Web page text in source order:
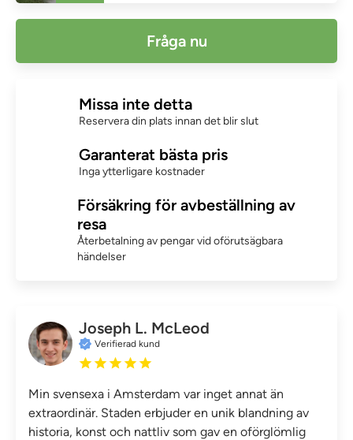
Fråga nu
Missa inte detta
Reservera din plats innan det blir slut
Garanterat bästa pris
Inga ytterligare kostnader
Försäkring för avbeställning av
resa
Återbetalning av pengar vid oförutsägbara
händelser
Joseph L. McLeod
Verifierad kund
Min svensexa i Amsterdam var inget annat än
extraordinär. Staden erbjuder en unik blandning av
historia, konst och nattliv som gav en oförglömlig